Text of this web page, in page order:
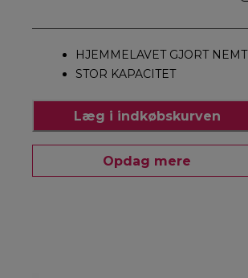
HJEMMELAVET GJORT NEMT
STOR KAPACITET
Læg i indkøbskurven
Opdag mere